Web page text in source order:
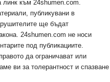
линк към 24shumen.com.
публикувани в
ще бъдат
24shumen.com не носи
под публикациите.
да ограничават или
ви за толерантност и спазване